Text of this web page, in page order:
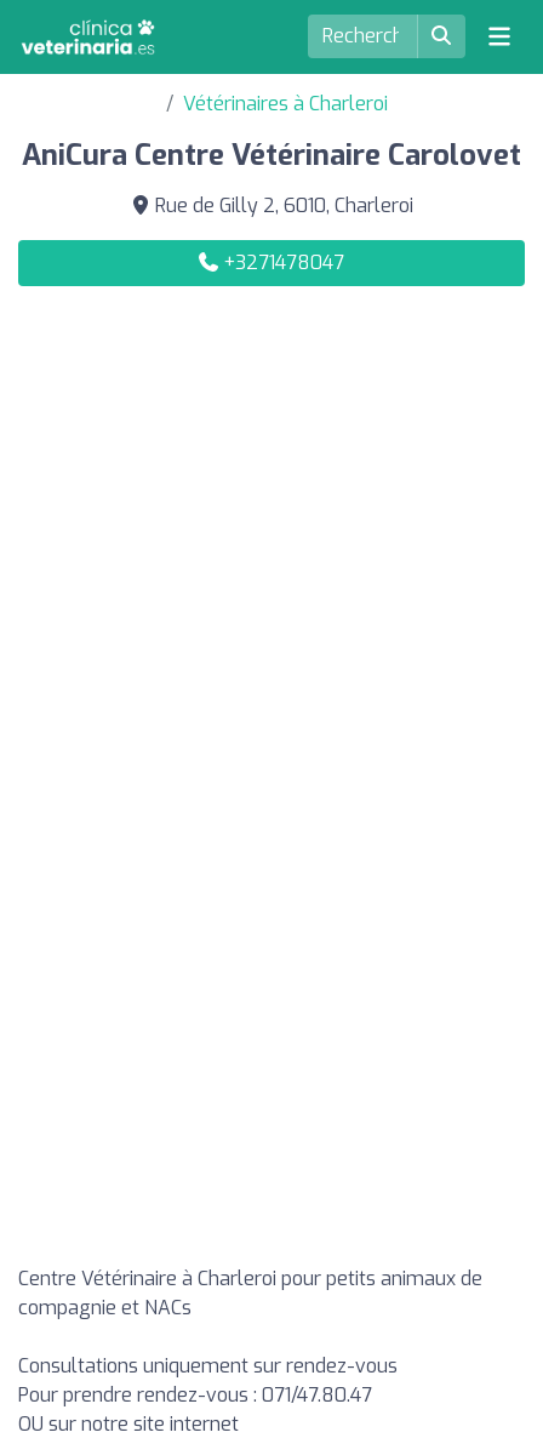
Vétérinaires à Charleroi
AniCura Centre Vétérinaire Carolovet
Rue de Gilly 2, 6010, Charleroi
+3271478047
Centre Vétérinaire à Charleroi pour petits animaux de
compagnie et NACs
Consultations uniquement sur rendez-vous
Pour prendre rendez-vous : 071/47.80.47
OU sur notre site internet